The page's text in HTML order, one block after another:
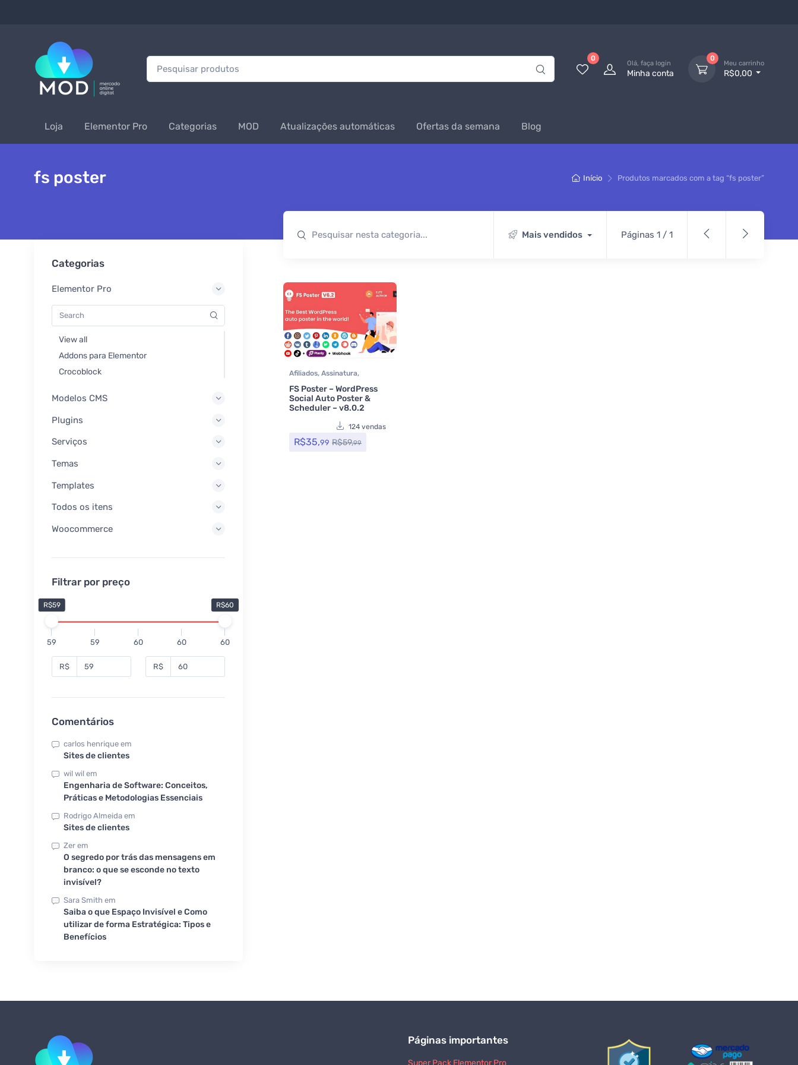
Procurar: 0
Olá, faça login
Minha conta
0
Meu carrinho
R$0,00
Loja Elementor Pro Categorias MOD Atualizações automáticas Ofertas da semana Blog
Início Produtos marcados com a tag “fs poster”
fs poster
Mais vendidos Páginas 1 / 1
Afiliados, Assinatura,
CodeCanyon
Dropshipping
Plugins Social Media Plugins
Todos os itens
FS Poster – WordPress
Social Auto Poster &
Scheduler – v8.0.2
124 vendas
R$35,99 R$59,99
Categorias
Elementor Pro
View all
Addons para Elementor
Crocoblock
Modelos CMS
Plugins
Serviços
Temas
Templates
Todos os itens
Woocommerce
Filtrar por preço
R$59 R$60
59 59 60 60 60
R$ R$
Comentários
carlos henrique em
Sites de clientes
wil wil em
Engenharia de Software: Conceitos,
Práticas e Metodologias Essenciais
Rodrigo Almeida em
Sites de clientes
Zer em
O segredo por trás das mensagens em
branco: o que se esconde no texto
invisível?
Sara Smith em
Saiba o que Espaço Invisível e Como
utilizar de forma Estratégica: Tipos e
Benefícios
Páginas importantes
Super Pack Elementor Pro